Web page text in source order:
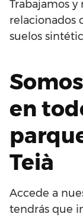
Trabajamos
relacionados
suelos
en
Teià
Accede a
tendrás que